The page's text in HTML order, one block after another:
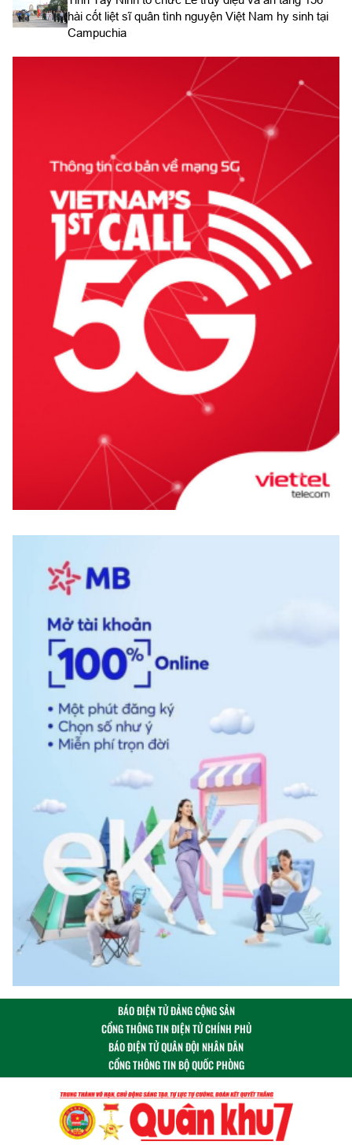
hài cốt liệt sĩ quân tình nguyện Việt Nam hy sinh tại
Campuchia
BÁO ĐIỆN TỬ ĐẢNG CỘNG SẢN
CỔNG THÔNG TIN ĐIỆN TỬ CHÍNH PHỦ
BÁO ĐIỆN TỬ QUÂN ĐỘI NHÂN DÂN
CỔNG THÔNG TIN BỘ QUỐC PHÒNG